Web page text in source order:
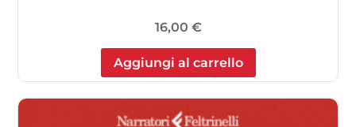
16,00 €
Aggiungi al carrello